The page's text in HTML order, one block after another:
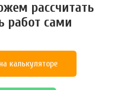
расcчитать
работ сами
калькуляторе